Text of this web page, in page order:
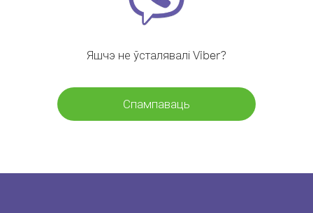
Яшчэ не ўсталявалі Viber?
Спампаваць